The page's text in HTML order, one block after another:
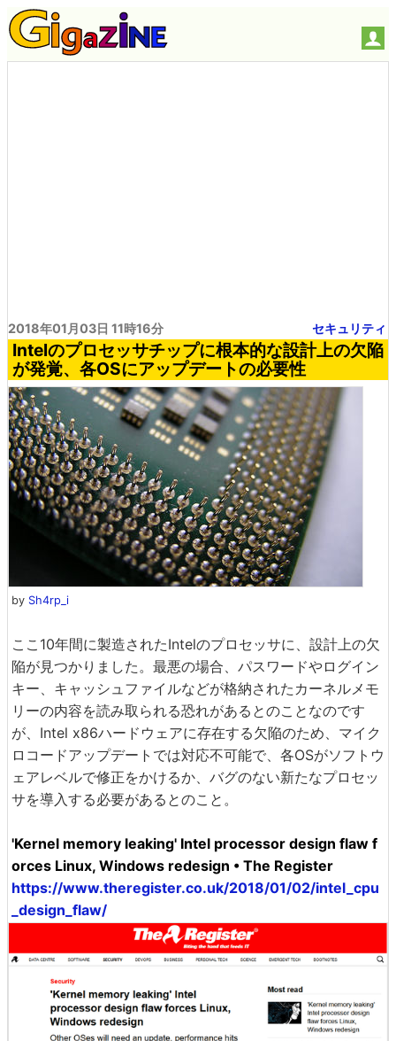
2018年01月03日 11時16分 セキュリティ
Intelのプロセッサチップに根本的な設計上の欠陥
が発覚、各OSにアップデートの必要性
by Sh4rp_i
ここ10年間に製造されたIntelのプロセッサに、設計上の欠
陥が見つかりました。最悪の場合、パスワードやログイン
キー、キャッシュファイルなどが格納されたカーネルメモ
リーの内容を読み取られる恐れがあるとのことなのです
が、Intel x86ハードウェアに存在する欠陥のため、マイク
ロコードアップデートでは対応不可能で、各OSがソフトウ
ェアレベルで修正をかけるか、バグのない新たなプロセッ
サを導入する必要があるとのこと。
'Kernel memory leaking' Intel processor design flaw f
orces Linux, Windows redesign • The Register
https://www.theregister.co.uk/2018/01/02/intel_cpu
_design_flaw/